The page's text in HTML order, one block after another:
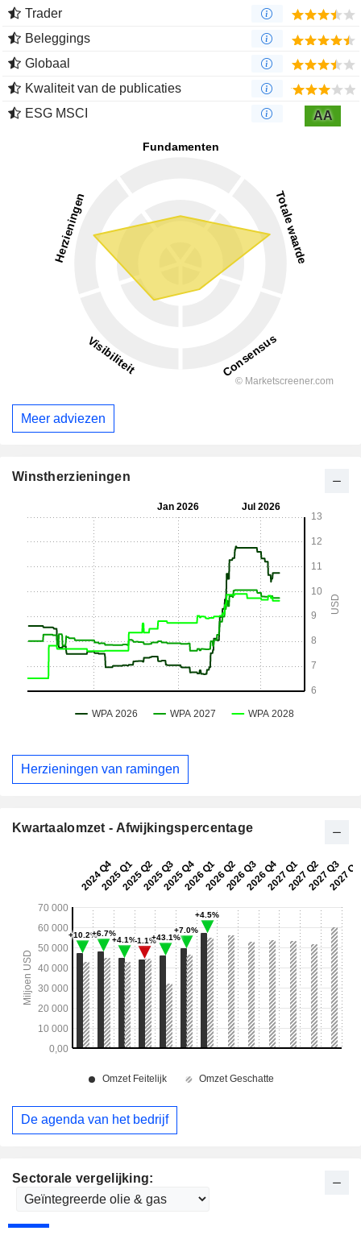
Sectorale vergelijking:
Trader
Beleggings
Globaal
Kwaliteit van de publicaties
ESG MSCI
AA
Meer adviezen
Winstherzieningen
Herzieningen van ramingen
Kwartaalomzet - Afwijkingspercentage
De agenda van het bedrijf